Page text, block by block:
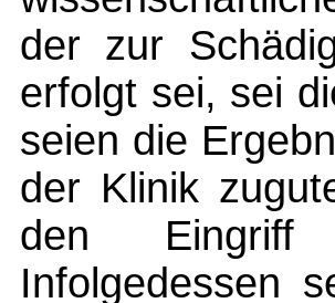
der zur
erfolgt sei, sei
seien die
der Klinik
den Eingriff
Infolgedessen